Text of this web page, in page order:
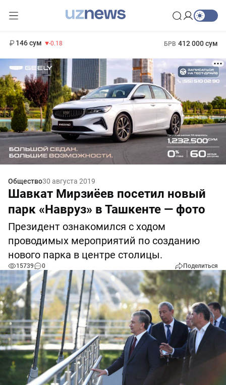
11 916 сум 28.92 МРОТ 1 271 000 сум
Общество30 августа 2019
Шавкат Мирзиёев посетил новый
парк «Навруз» в Ташкенте — фото
Президент ознакомился с ходом
проводимых мероприятий по созданию
нового парка в центре столицы.
15739 0 Поделиться